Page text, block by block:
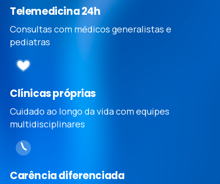
Telemedicina 24h
Consultas com médicos generalistas e
pediatras
Clínicas próprias
Cuidado ao longo da vida com equipes
multidisciplinares
Carência diferenciada